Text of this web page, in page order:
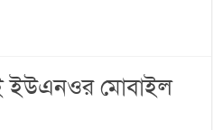
ইউএনওর মোবাইল